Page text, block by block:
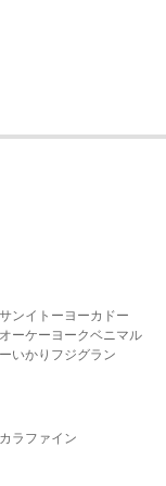
ンイトーヨーカドー
オーケー ヨークベニマル
いかり フジグラン
ラファイン